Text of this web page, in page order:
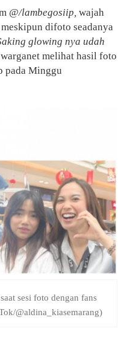
@/lambegosiip, wajah
difoto seadanya
glowing nya udah
melihat hasil foto
pada Minggu
sesi foto dengan fans
@aldina_kiasemarang)